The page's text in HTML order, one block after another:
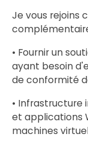
Je vous rejoins
• Fournir un
ayant besoin
de conformité
• Infrastructure
et applications
machines